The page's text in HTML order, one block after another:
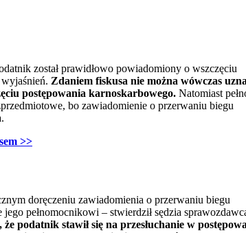
został prawidłowo powiadomiony o wszczęciu
wyjaśnień. Zdaniem fiskusa nie można wówczas
postępowania karnoskarbowego. Natomiast
bo zawiadomienie o przerwaniu biegu
>>
doręczeniu zawiadomienia o przerwaniu biegu
pełnomocnikowi – stwierdził sędzia
że podatnik stawił się na przesłuchanie w